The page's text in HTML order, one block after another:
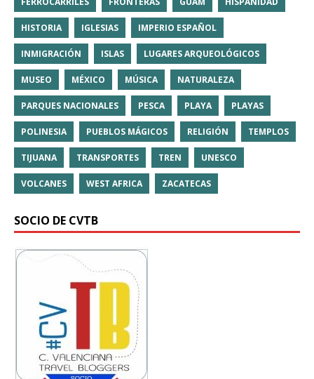
HISTORIA IGLESIAS IMPERIO ESPAÑOL
INMIGRACIÓN ISLAS LUGARES ARQUEOLÓGICOS
MUSEO MÉXICO MÚSICA NATURALEZA
PARQUES NACIONALES PESCA PLAYA PLAYAS
POLINESIA PUEBLOS MÁGICOS RELIGIÓN TEMPLOS
TIJUANA TRANSPORTES TREN UNESCO
VOLCANES WEST AFRICA ZACATECAS
SOCIO DE CVTB